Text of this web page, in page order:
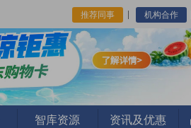
推荐同事 机构合作
智库资源 资讯及优惠